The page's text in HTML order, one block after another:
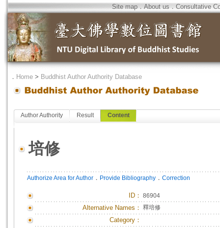
Site map．About us．Consultative
． Home > Buddhist Author Authority Database
Author Authority Result Content
培修
Authorize Area for Author ． Provide Bibliography ． Correction
ID ： 86904
Alternative Names： 釋培修
Category：